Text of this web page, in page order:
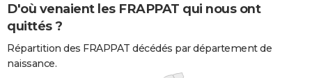
D'où venaient les FRAPPAT qui nous ont
quittés ?
Répartition des FRAPPAT décédés par département de
naissance.